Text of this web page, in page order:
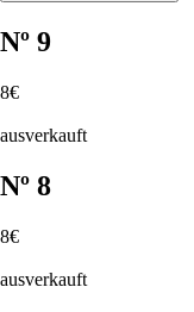
Nº 9
8€
ausverkauft
Nº 8
8€
ausverkauft